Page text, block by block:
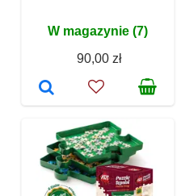
W magazynie (7)
90,00 zł